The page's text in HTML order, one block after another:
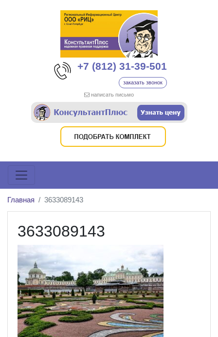
+7 (812) 31-39-501
заказать звонок
написать письмо
Главная 3633089143
3633089143